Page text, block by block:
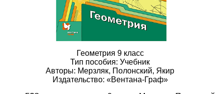
Геометрия 9 класс
Тип пособия: Учебник
Авторы: Мерзляк, Полонский, Якир
Издательство: «Вентана-Граф»